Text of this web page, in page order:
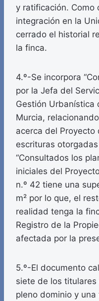
y ratificación. Como
integración en la
cerrado el historial
la finca.
4.º-Se incorpora
por la Jefa del
Gestión Urbanística
Murcia,
acerca del Proyecto
escrituras
“Consultados los
iniciales del
n.º 42 tiene una
m² por lo que, el
realidad tenga la
Registro de la
afectada por la
5.º-El documento
siete de los
pleno dominio y